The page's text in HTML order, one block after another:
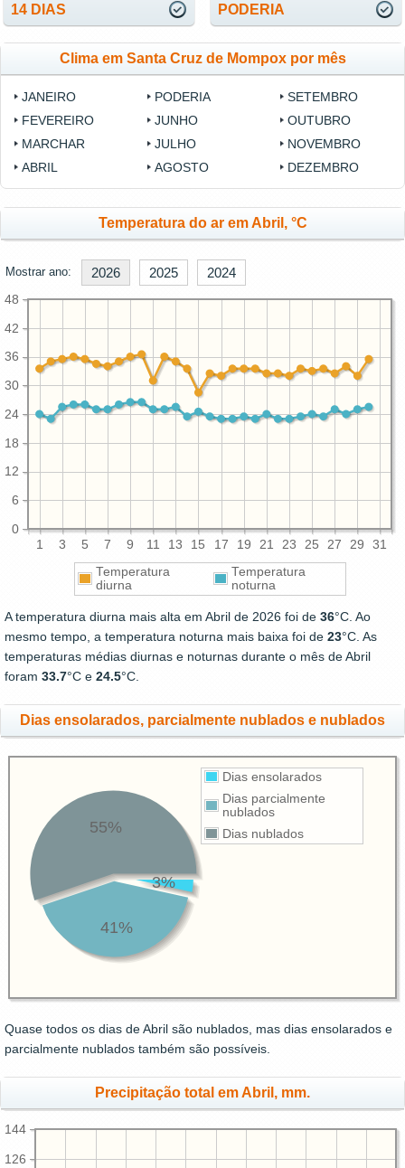
14 DIAS
PODERIA
Clima em Santa Cruz de Mompox por mês
JANEIRO
FEVEREIRO
MARCHAR
ABRIL
PODERIA
JUNHO
JULHO
AGOSTO
SETEMBRO
OUTUBRO
NOVEMBRO
DEZEMBRO
Temperatura do ar em Abril, °C
Mostrar ano: 2026 2025 2024
1 3 5 7 9 11 13 15 17 19 21 23 25 27 29 31
0
6
12
18
24
30
36
42
48
Temperatura
diurna
Temperatura
noturna
A temperatura diurna mais alta em Abril de 2026 foi de 36°C. Ao
mesmo tempo, a temperatura noturna mais baixa foi de 23°C. As
temperaturas médias diurnas e noturnas durante o mês de Abril
foram 33.7°C e 24.5°C.
Dias ensolarados, parcialmente nublados e nublados
Dias ensolarados
Dias parcialmente
nublados
Dias nublados
3%
41%
55%
Quase todos os dias de Abril são nublados, mas dias ensolarados e
parcialmente nublados também são possíveis.
Precipitação total em Abril, mm.
126
144